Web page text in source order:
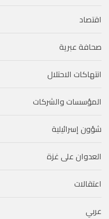
اقتصاد
صحافة عبرية
انتهاكات الاحتلال
المؤسسات والشركات
شؤون إسرائيلية
العدوان على غزة
اعتقالات
عربي